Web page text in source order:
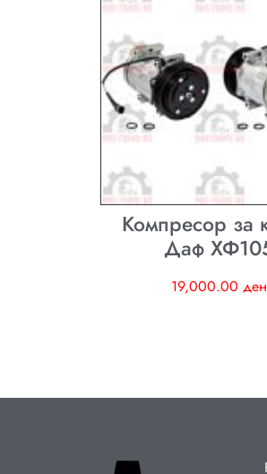
Компресор за
Даф
19,000.00 ден